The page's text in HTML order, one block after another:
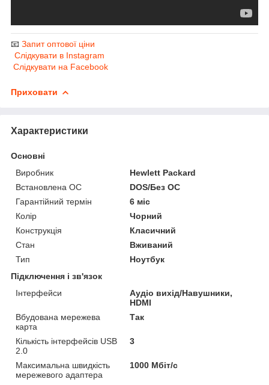
📧 Запит оптової ціни
Слідкувати в Instagram
Слідкувати на Facebook
Приховати
Характеристики
Основні
Виробник
Hewlett Packard
Встановлена ОС
DOS/Без ОС
Гарантійний термін
6 міс
Колір
Чорний
Конструкція
Класичний
Стан
Вживаний
Тип
Ноутбук
Підключення і зв'язок
Інтерфейси
Аудіо вихід/Навушники,
HDMI
Вбудована мережева
карта
Так
Кількість інтерфейсів USB
2.0
3
Максимальна швидкість
мережевого адаптера
1000 Мбіт/с